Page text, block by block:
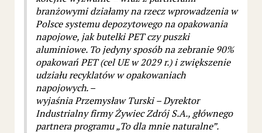
branżowymi działamy na rzecz wprowadzenia w
Polsce systemu depozytowego na opakowania
napojowe, jak butelki PET czy puszki
aluminiowe. To jedyny sposób na zebranie 90%
opakowań PET (cel UE w 2029 r.) i zwiększenie
udziału recyklatów w opakowaniach
napojowych. –
wyjaśnia Przemysław Turski – Dyrektor
Industrialny firmy Żywiec Zdrój S.A., głównego
partnera programu „To dla mnie naturalne”.